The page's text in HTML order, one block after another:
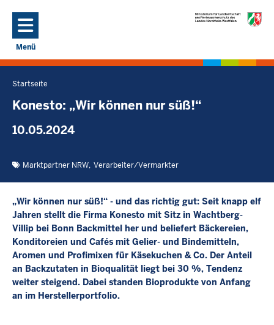
Menü
Navigation aktivieren/deaktivieren: Hauptmenü
Sie
befinden
hier
Startseite
Konesto: „Wir können nur süß!“
10.05.2024
Marktpartner NRW Verarbeiter/Vermarkter
„Wir können nur süß!“ - und das richtig gut: Seit knapp elf
Jahren stellt die Firma Konesto mit Sitz in Wachtberg-
Villip bei Bonn Backmittel her und beliefert Bäckereien,
Konditoreien und Cafés mit Gelier- und Bindemitteln,
Aromen und Profimixen für Käsekuchen & Co. Der Anteil
an Backzutaten in Bioqualität liegt bei 30 %, Tendenz
weiter steigend. Dabei standen Bioprodukte von Anfang
an im Herstellerportfolio.